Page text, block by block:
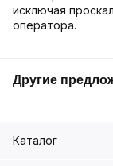
исключая
оператора.
Другие
Каталог